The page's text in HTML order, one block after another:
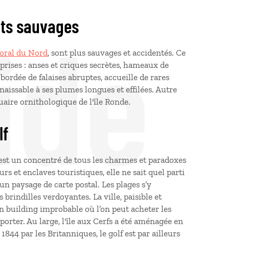
sauvages
du Nord, sont plus sauvages et accidentés. Ce
: anses et criques secrètes, hameaux de
de falaises abruptes, accueille de rares
à ses plumes longues et effilées. Autre
ornithologique de l'île Ronde.
un concentré de tous les charmes et paradoxes
et enclaves touristiques, elle ne sait quel parti
paysage de carte postal. Les plages s’y
brindilles verdoyantes. La ville, paisible et
improbable où l’on peut acheter les
Au large, l'île aux Cerfs a été aménagée en
par les Britanniques, le golf est par ailleurs